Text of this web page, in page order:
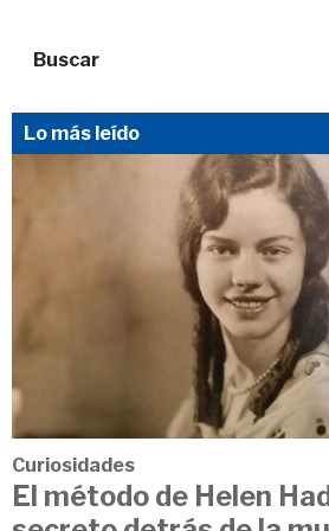
Buscar
Lo más leído
Curiosidades
El método de Helen